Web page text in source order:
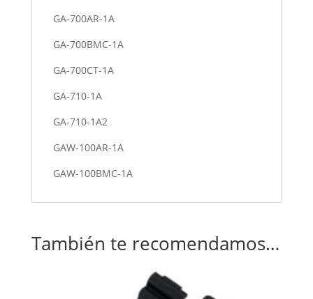
GA-700AR-1A
GA-700BMC-1A
GA-700CT-1A
GA-710-1A
GA-710-1A2
GAW-100AR-1A
GAW-100BMC-1A
También te recomendamos…